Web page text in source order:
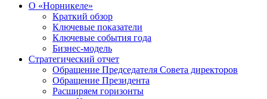
О «Норникеле»
Краткий обзор
Ключевые показатели
Ключевые события года
Бизнес-модель
Стратегический отчет
Обращение Председателя Совета директоров
Обращение Президента
Расширяем горизонты